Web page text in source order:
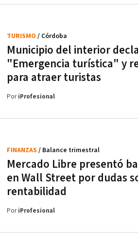
Municipio del interior
"Emergencia turística" y
para atraer turistas
TURISMO / Córdoba
PoriProfesional
Mercado Libre presentó
en Wall Street por dudas
rentabilidad
FINANZAS / Balance trimestral
PoriProfesional